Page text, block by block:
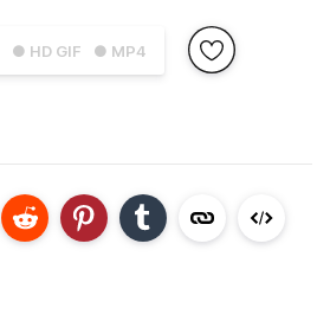
● HD GIF ● MP4